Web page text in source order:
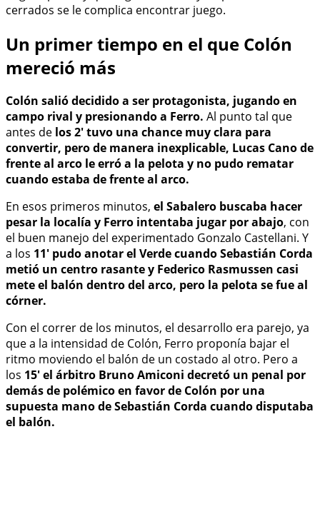
cerrados se le complica encontrar juego.
Un primer tiempo en el que Colón
mereció más
Colón salió decidido a ser protagonista, jugando en
campo rival y presionando a Ferro. Al punto tal que
antes de los 2' tuvo una chance muy clara para
convertir, pero de manera inexplicable, Lucas Cano de
frente al arco le erró a la pelota y no pudo rematar
cuando estaba de frente al arco.
En esos primeros minutos, el Sabalero buscaba hacer
pesar la localía y Ferro intentaba jugar por abajo, con
el buen manejo del experimentado Gonzalo Castellani. Y
a los 11' pudo anotar el Verde cuando Sebastián Corda
metió un centro rasante y Federico Rasmussen casi
mete el balón dentro del arco, pero la pelota se fue al
córner.
Con el correr de los minutos, el desarrollo era parejo, ya
que a la intensidad de Colón, Ferro proponía bajar el
ritmo moviendo el balón de un costado al otro. Pero a
los 15' el árbitro Bruno Amiconi decretó un penal por
demás de polémico en favor de Colón por una
supuesta mano de Sebastián Corda cuando disputaba
el balón.